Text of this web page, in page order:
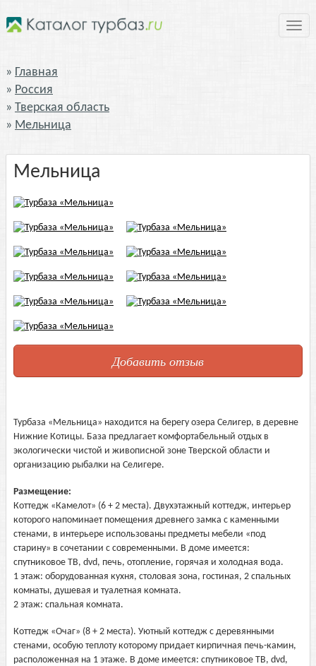
Главная
Россия
Тверская область
Мельница
Мельница
Добавить отзыв
Турбаза «Мельница» находится на берегу озера Селигер, в деревне
Нижние Котицы. База предлагает комфортабельный отдых в
экологически чистой и живописной зоне Тверской области и
организацию рыбалки на Селигере.
Размещение:
Коттедж «Камелот» (6 + 2 места). Двухэтажный коттедж, интерьер
которого напоминает помещения древнего замка с каменными
стенами, в интерьере использованы предметы мебели «под
старину» в сочетании с современными. В доме имеется:
спутниковое ТВ, dvd, печь, отопление, горячая и холодная вода.
1 этаж: оборудованная кухня, столовая зона, гостиная, 2 спальных
комнаты, душевая и туалетная комната.
2 этаж: спальная комната.
Коттедж «Очаг» (8 + 2 места). Уютный коттедж с деревянными
стенами, особую теплоту которому придает кирпичная печь-камин,
расположенная на 1 этаже. В доме имеется: спутниковое ТВ, dvd,